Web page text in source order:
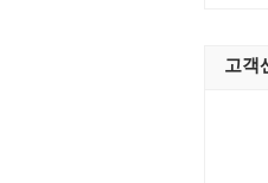
고객